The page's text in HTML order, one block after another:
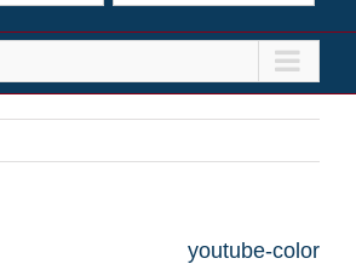
youtube-color